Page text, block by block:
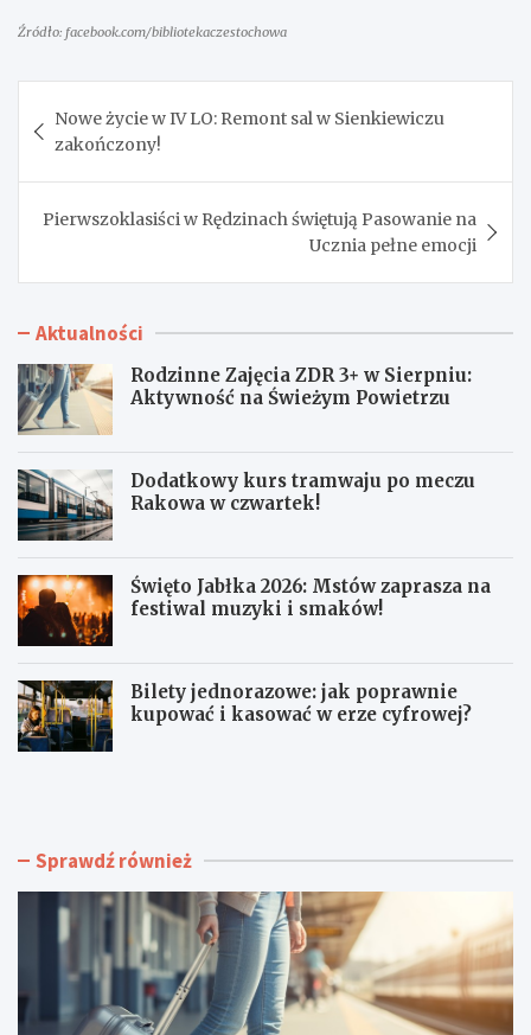
Źródło: facebook.com/bibliotekaczestochowa
wpisu
Nowe życie w IV LO: Remont sal w Sienkiewiczu
zakończony!
Pierwszoklasiści w Rędzinach świętują Pasowanie na
Ucznia pełne emocji
Aktualności
Rodzinne Zajęcia ZDR 3+ w Sierpniu:
Aktywność na Świeżym Powietrzu
Dodatkowy kurs tramwaju po meczu
Rakowa w czwartek!
Święto Jabłka 2026: Mstów zaprasza na
festiwal muzyki i smaków!
Bilety jednorazowe: jak poprawnie
kupować i kasować w erze cyfrowej?
R
n
ę
c
D
k
r
s
Sprawdź również